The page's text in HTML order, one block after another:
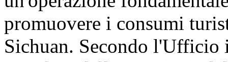
promuovere i consumi
Sichuan. Secondo